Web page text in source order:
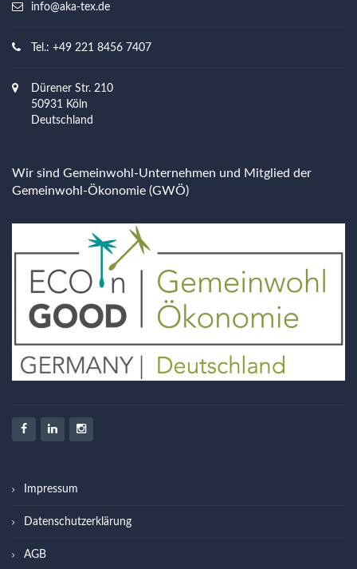
info@aka-tex.de
Tel.: +49 221 8456 7407
Dürener Str. 210
50931 Köln
Deutschland
Wir sind Gemeinwohl-Unternehmen und Mitglied der
Gemeinwohl-Ökonomie (GWÖ)
Impressum
Datenschutzerklärung
AGB